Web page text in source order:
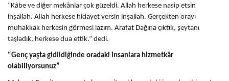
“Kâbe ve diğer mekânlar çok güzeldi. Allah herkese nasip etsin
inşallah. Allah herkese hidayet versin inşallah. Gerçekten orayı
muhakkak herkesin görmesi lazım. Arafat Dağına çıktık, şeytanı
taşladık, herkese dua ettik.” dedi.
“Genç yaşta gidildiğinde oradaki insanlara hizmetkâr
olabiliyorsunuz”